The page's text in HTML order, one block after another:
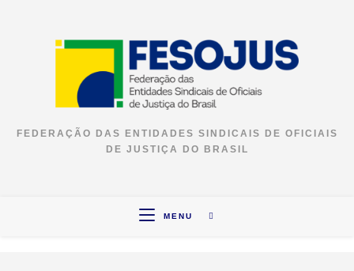
FEDERAÇÃO DAS ENTIDADES SINDICAIS DE OFICIAIS
DE JUSTIÇA DO BRASIL
MENU